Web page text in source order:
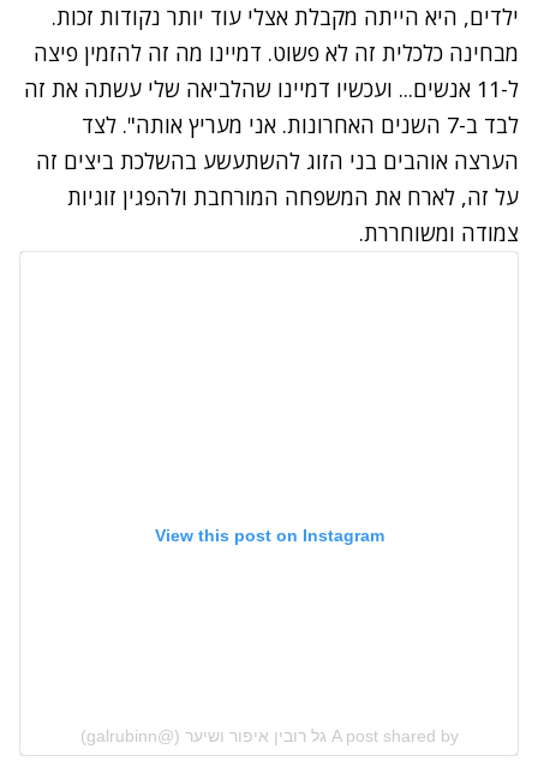
ילדים, היא הייתה מקבלת אצלי עוד יותר נקודות זכות.
מבחינה כלכלית זה לא פשוט. דמיינו מה זה להזמין פיצה
ל-11 אנשים... ועכשיו דמיינו שהלביאה שלי עשתה את זה
לבד ב-7 השנים האחרונות. אני מעריץ אותה". לצד
הערצה אוהבים בני הזוג להשתעשע בהשלכת ביצים זה
על זה, לארח את המשפחה המורחבת ולהפגין זוגיות
צמודה ומשוחררת.
View this post on Instagram
A post shared by גל רובין איפור ושיער (@galrubinn)